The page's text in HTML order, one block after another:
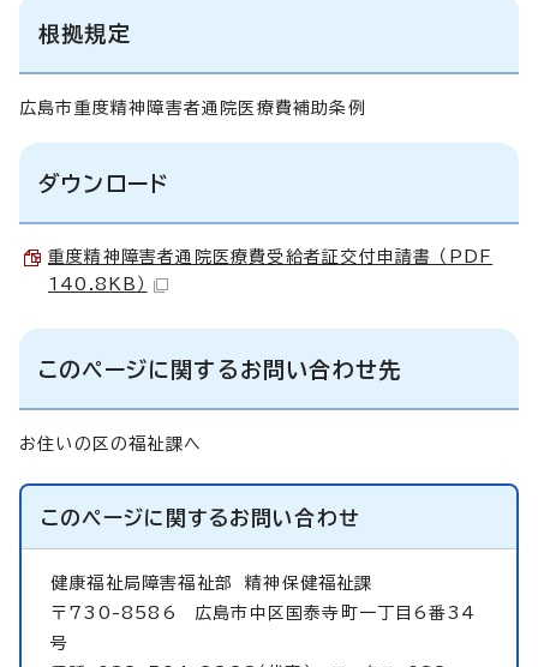
根拠規定
広島市重度精神障害者通院医療費補助条例
ダウンロード
重度精神障害者通院医療費受給者証交付申請書 （PDF
140.8KB）
このページに関するお問い合わせ先
お住いの区の福祉課へ
このページに関するお問い合わせ
健康福祉局障害福祉部精神保健福祉課
〒730-8586 広島市中区国泰寺町一丁目6番34
号